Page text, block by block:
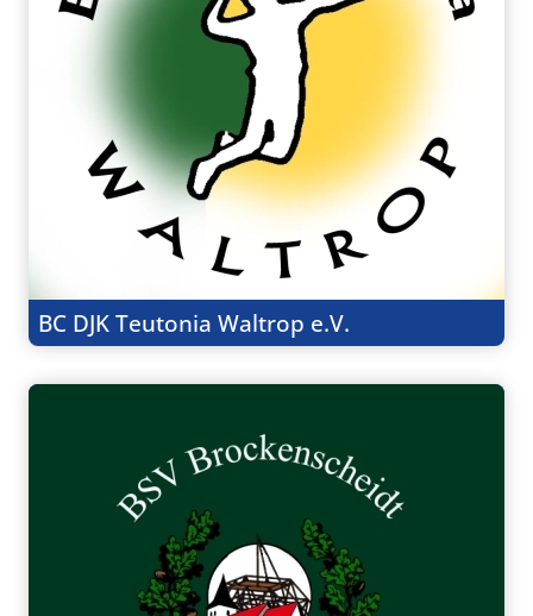
BC DJK Teutonia Waltrop e.V.